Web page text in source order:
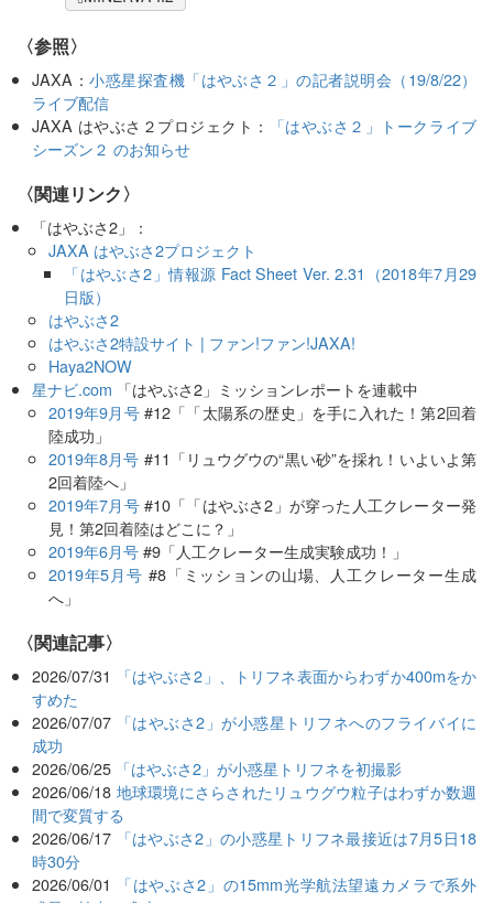
〈参照〉
JAXA：小惑星探査機「はやぶさ２」の記者説明会（19/8/22）
ライブ配信
JAXA はやぶさ２プロジェクト：
「はやぶさ２」トークライブ
シーズン２ のお知らせ
〈関連リンク〉
「はやぶさ2」：
JAXA はやぶさ2プロジェクト
「はやぶさ2」情報源 Fact Sheet Ver. 2.31（2018年7月29
日版）
はやぶさ2
はやぶさ2特設サイト | ファン!ファン!JAXA!
Haya2NOW
星ナビ.com 「はやぶさ2」ミッションレポートを連載中
2019年9月号#12「「太陽系の歴史」を手に入れた！第2回着
陸成功」
2019年8月号 #11「リュウグウの“黒い砂”を採れ！いよいよ第
2回着陸へ」
2019年7月号#10「「はやぶさ2」が穿った人工クレーター発
見！第2回着陸はどこに？」
2019年6月号#9「人工クレーター生成実験成功！」
2019年5月号 #8「ミッションの山場、人工クレーター生成
へ」
関連記事
2026/07/31
「はやぶさ2」、トリフネ表面からわずか400mをか
すめた
2026/07/07
「はやぶさ2」が小惑星トリフネへのフライバイに
成功
2026/06/25 「はやぶさ2」が小惑星トリフネを初撮影
2026/06/18 地球環境にさらされたリュウグウ粒子はわずか数週
間で変質する
2026/06/17
「はやぶさ2」の小惑星トリフネ最接近は7月5日18
時30分
2026/06/01
「はやぶさ2」の15mm光学航法望遠カメラで系外